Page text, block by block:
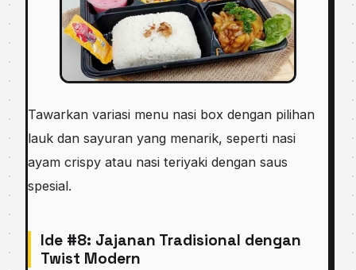
Tawarkan variasi menu nasi box dengan pilihan
lauk dan sayuran yang menarik, seperti nasi
ayam crispy atau nasi teriyaki dengan saus
spesial.
Ide #8: Jajanan Tradisional dengan
Twist Modern